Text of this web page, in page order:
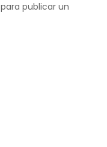
para publicar un